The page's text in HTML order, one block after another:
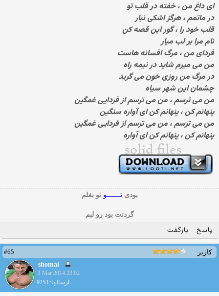
ای داغ من ، خفته در قلب تو
در ماتمم ، هرگز اشکی نبار
قلب خود را ، گور این قصه کن
نام مرا بر لب میار
فردای من ، مرگ افسانه هاست
من می میرم شاید در نیمه راه
در مرگ من روزی خون می گرید
چشمان این شهر سیاه
من می ترسم ، من می ترسم از فردایی غمگین
پنهانم کن ، پنهانم کن ای آواره سنگین
من می ترسم ، من می ترسم از فردایی غمگین
پنهانم کن ، پنهانم کن ای آواره
بودیتـــــــوتو بغلم
گردنت بود رو لبم
پاسخ بازگفت
کاربر
#65
shomal
1 Mar 2014 23:02
ارسالها: 9253